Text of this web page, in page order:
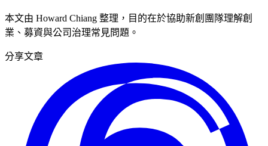
本文由 Howard Chiang 整理，目的在於協助新創團隊理解創
業、募資與公司治理常見問題。
分享文章